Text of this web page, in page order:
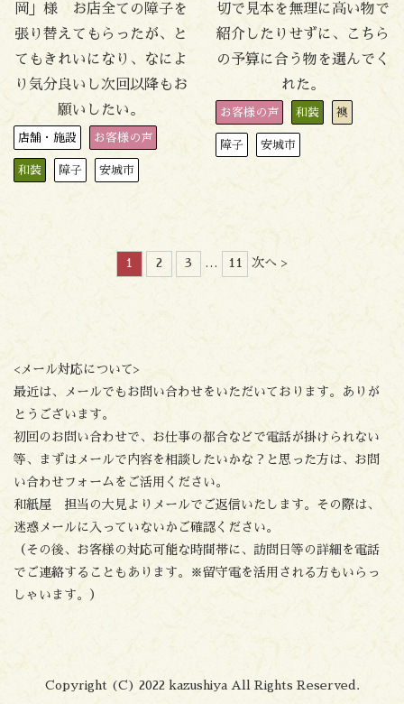
岡」様 お店全ての障子を
張り替えてもらったが、と
てもきれいになり、なによ
り気分良いし次回以降もお
願いしたい。
店舗・施設 お客様の声
和装 障子 安城市
切で見本を無理に高い物で
紹介したりせずに、こちら
の予算に合う物を選んでく
れた。
お客様の声 和装 襖
障子 安城市
1 2 3 11 次へ >
<メール対応について>
最近は、メールでもお問い合わせをいただいております。ありが
とうございます。
初回のお問い合わせで、お仕事の都合などで電話が掛けられない
等、まずはメールで内容を相談したいかな？と思った方は、お問
い合わせフォームをご活用ください。
和紙屋 担当の大見よりメールでご返信いたします。その際は、
迷惑メールに入っていないかご確認ください。
（その後、お客様の対応可能な時間帯に、訪問日等の詳細を電話
でご連絡することもあります。※留守電を活用される方もいらっ
しゃいます。）
Copyright (C) 2022 kazushiya All Rights Reserved.